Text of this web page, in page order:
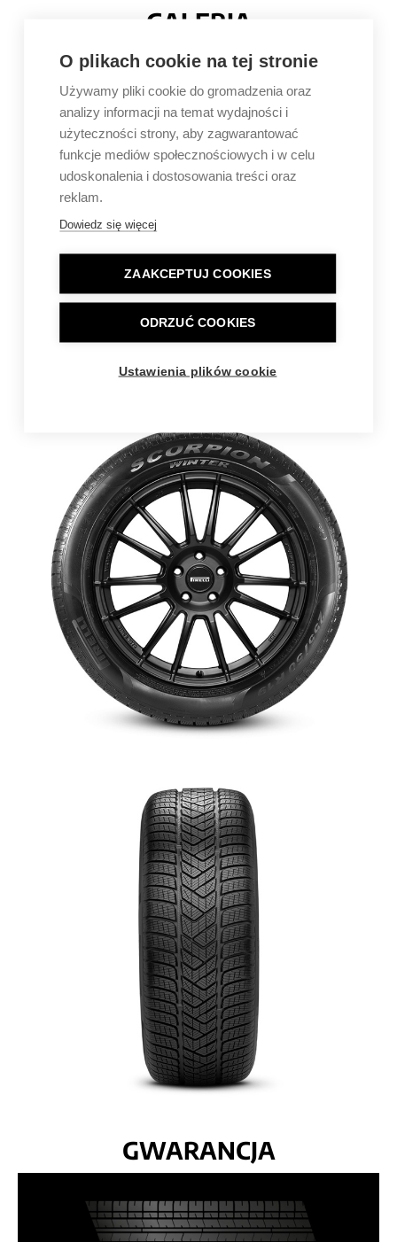
O plikach cookie na tej stronie
Używamy pliki cookie do gromadzenia oraz
analizy informacji na temat wydajności i
użyteczności strony, aby zagwarantować
funkcje mediów społecznościowych i w celu
udoskonalenia i dostosowania treści oraz
reklam.
Dowiedz się więcej
ZAAKCEPTUJ COOKIES
ODRZUĆ COOKIES
Ustawienia plików cookie
GALERIA
GWARANCJA